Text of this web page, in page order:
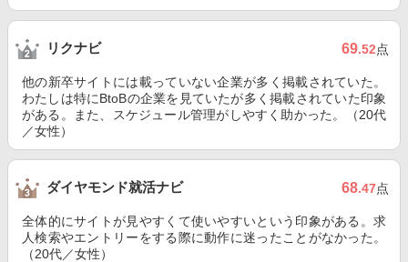
リクナビ 69.52点
他の新卒サイトには載っていない企業が多く掲載されていた。
わたしは特にBtoBの企業を見ていたが多く掲載されていた印象
がある。また、スケジュール管理がしやすく助かった。（20代
／女性）
ダイヤモンド就活ナビ 68.47点
全体的にサイトが見やすくて使いやすいという印象がある。求
人検索やエントリーをする際に動作に迷ったことがなかった。
（20代／女性）